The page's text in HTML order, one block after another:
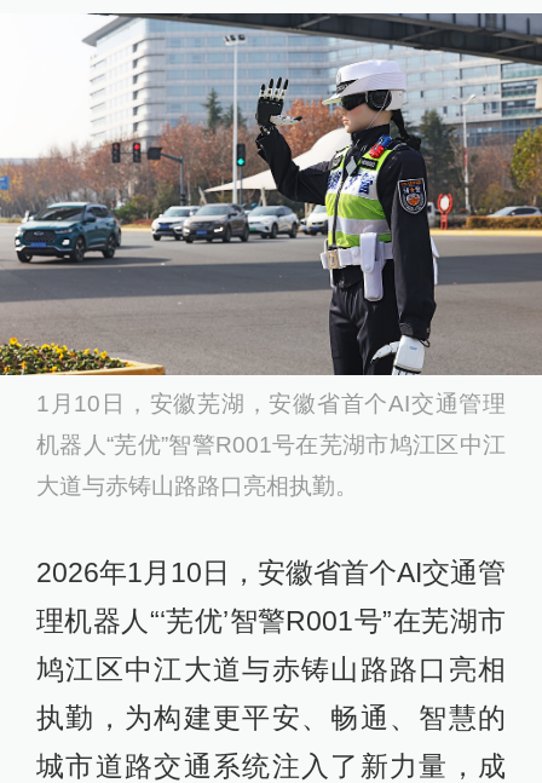
1月10日，安徽芜湖，安徽省首个AI交通管理
机器人“芜优”智警R001号在芜湖市鸠江区中江
大道与赤铸山路路口亮相执勤。
2026年1月10日，安徽省首个AI交通管
理机器人“‘芜优’智警R001号”在芜湖市
鸠江区中江大道与赤铸山路路口亮相
执勤，为构建更平安、畅通、智慧的
城市道路交通系统注入了新力量，成